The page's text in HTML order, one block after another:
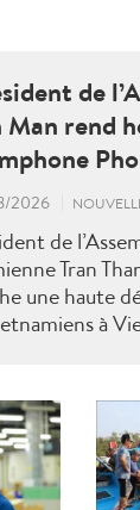
de
Man rend
2026
de
Tran
une haute
à
ses
d’amitié